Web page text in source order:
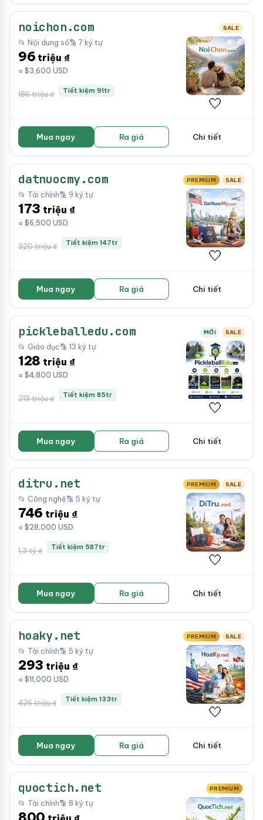
noichon.com SALE
📂 Nội dung số🔡 7 ký tự
96 triệu ₫
≈ $3,600 USD
186 triệu ₫ Tiết kiệm 91tr
🤍
Mua ngay Ra giá Chi tiết
datnuocmy.com PREMIUM SALE
📂 Tài chính🔡 9 ký tự
173 triệu ₫
≈ $6,500 USD
320 triệu ₫ Tiết kiệm 147tr
🤍
Mua ngay Ra giá Chi tiết
pickleballedu.com MỚI SALE
📂 Giáo dục🔡 13 ký tự
128 triệu ₫
≈ $4,800 USD
213 triệu ₫ Tiết kiệm 85tr
🤍
Mua ngay Ra giá Chi tiết
ditru.net PREMIUM SALE
📂 Công nghệ🔡 5 ký tự
746 triệu ₫
≈ $28,000 USD
1,3 tỷ ₫ Tiết kiệm 587tr
🤍
Mua ngay Ra giá Chi tiết
hoaky.net PREMIUM SALE
📂 Tài chính🔡 5 ký tự
293 triệu ₫
≈ $11,000 USD
426 triệu ₫ Tiết kiệm 133tr
🤍
Mua ngay Ra giá Chi tiết
quoctich.net PREMIUM
📂 Tài chính🔡 8 ký tự